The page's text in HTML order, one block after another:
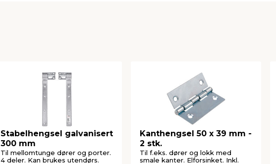
Stabelhengsel galvanisert
300 mm
Til mellomtunge dører og porter.
4 deler. Kan brukes utendørs.
Kanthengsel 50 x 39 mm -
2 stk.
Til f.eks. dører og lokk med
smale kanter. Elforsinket. Inkl.